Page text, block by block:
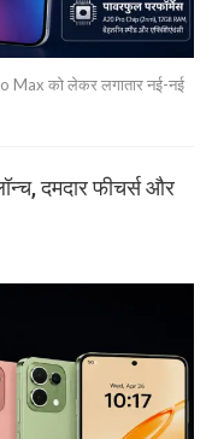
Max को लेकर लगातार नई-नई
दमदार फीचर्स और